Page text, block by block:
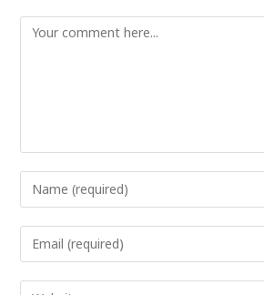
Comment
Enter
your
name
Enter
your
email
Enter